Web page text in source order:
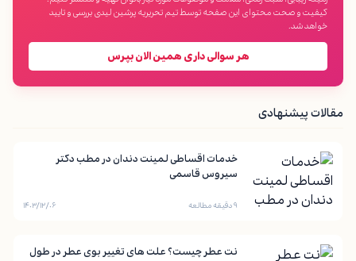
کیفیت و صحت محتوای این صفحه توسط تیم تحریریه پرشین لیدی بررسی و تایید
خواهد شد.
هر سوالی داری همین الان بپرس
مقالات پیشنهادی
خدمات اقساطی لمینت دندان در مطب دکتر
سیروس قاسمی
۹ دقیقه مطالعه ۱۴۰۳/۱۲/۰۶
نت عطر چیست؟ علت های تغییر بوی عطر در طول